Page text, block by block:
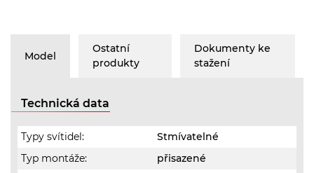
Model
Ostatní
produkty
Dokumenty ke
stažení
Technická data
Typy svítidel:
Stmívatelné
Typ montáže:
přisazené